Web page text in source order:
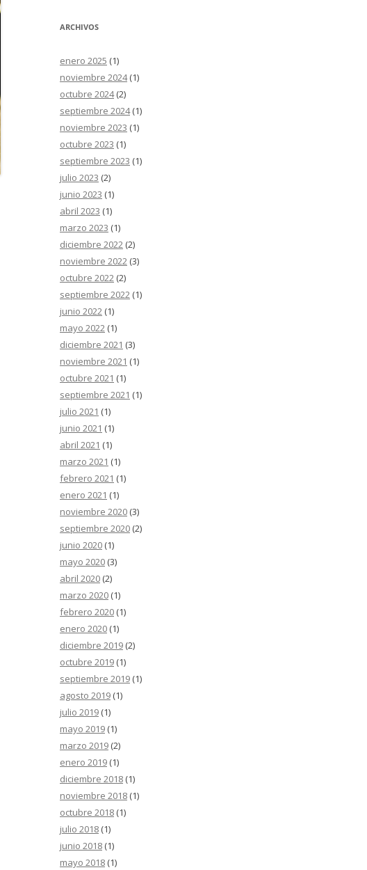
ARCHIVOS
enero 2025 (1)
noviembre 2024(1)
octubre 2024(2)
septiembre 2024(1)
noviembre 2023 (1)
octubre 2023 (1)
septiembre 2023 (1)
julio 2023 (2)
junio 2023 (1)
abril 2023 (1)
marzo 2023 (1)
diciembre 2022 (2)
noviembre 2022 (3)
octubre 2022 (2)
septiembre 2022 (1)
junio 2022 (1)
mayo 2022 (1)
diciembre 2021 (3)
noviembre 2021 (1)
octubre 2021 (1)
septiembre 2021 (1)
julio 2021 (1)
junio 2021 (1)
abril 2021 (1)
marzo 2021 (1)
febrero 2021 (1)
enero 2021 (1)
noviembre 2020 (3)
septiembre 2020 (2)
junio 2020 (1)
mayo 2020 (3)
abril 2020 (2)
marzo 2020 (1)
febrero 2020 (1)
enero 2020 (1)
diciembre 2019 (2)
octubre 2019 (1)
septiembre 2019 (1)
agosto 2019 (1)
julio 2019 (1)
mayo 2019 (1)
marzo 2019 (2)
enero 2019 (1)
diciembre 2018 (1)
noviembre 2018 (1)
octubre 2018 (1)
julio 2018 (1)
junio 2018 (1)
mayo 2018 (1)